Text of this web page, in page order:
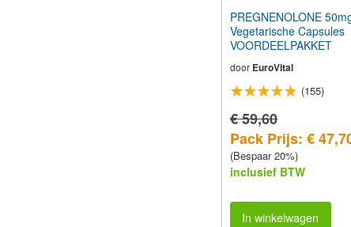
PREGNENOLONE
Vegetarische Capsules
VOORDEELPAKKET
door EuroVital
(155)
€ 59,60
Pack Prijs: €
(Bespaar 20%)
inclusief BTW
In winkelwagen